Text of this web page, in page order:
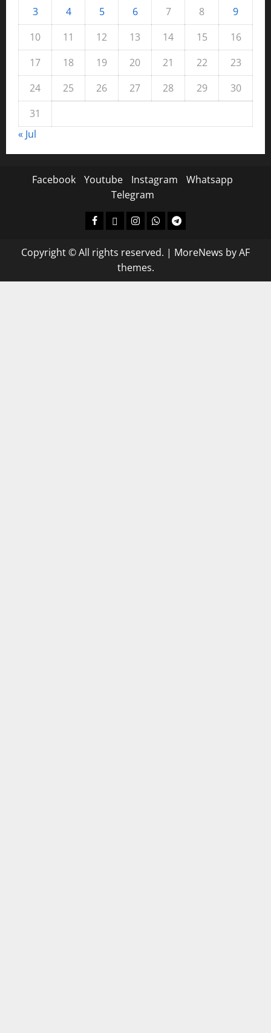
3
4 5 6 7 8
9
10
11 12 13 14 15
16
17
18 19 20 21 22
23
24
25 26 27 28 29
30
31
« Jul
Facebook Youtube Instagram
Whatsapp
Telegram
Copyright © All rights reserved. | MoreNews by AF
themes.